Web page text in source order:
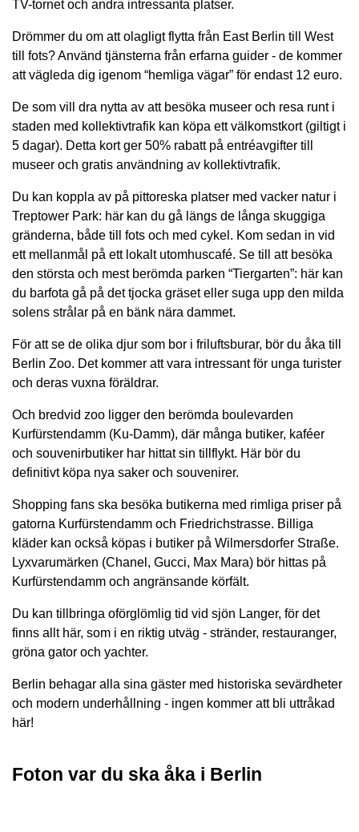
TV-tornet och andra intressanta platser.
Drömmer du om att olagligt flytta från East Berlin till West
till fots? Använd tjänsterna från erfarna guider - de kommer
att vägleda dig igenom “hemliga vägar” för endast 12 euro.
De som vill dra nytta av att besöka museer och resa runt i
staden med kollektivtrafik kan köpa ett välkomstkort (giltigt i
5 dagar). Detta kort ger 50% rabatt på entréavgifter till
museer och gratis användning av kollektivtrafik.
Du kan koppla av på pittoreska platser med vacker natur i
Treptower Park: här kan du gå längs de långa skuggiga
gränderna, både till fots och med cykel. Kom sedan in vid
ett mellanmål på ett lokalt utomhuscafé. Se till att besöka
den största och mest berömda parken “Tiergarten”: här kan
du barfota gå på det tjocka gräset eller suga upp den milda
solens strålar på en bänk nära dammet.
För att se de olika djur som bor i friluftsburar, bör du åka till
Berlin Zoo. Det kommer att vara intressant för unga turister
och deras vuxna föräldrar.
Och bredvid zoo ligger den berömda boulevarden
Kurfürstendamm (Ku-Damm), där många butiker, kaféer
och souvenirbutiker har hittat sin tillflykt. Här bör du
definitivt köpa nya saker och souvenirer.
Shopping fans ska besöka butikerna med rimliga priser på
gatorna Kurfürstendamm och Friedrichstrasse. Billiga
kläder kan också köpas i butiker på Wilmersdorfer Straße.
Lyxvarumärken (Chanel, Gucci, Max Mara) bör hittas på
Kurfürstendamm och angränsande körfält.
Du kan tillbringa oförglömlig tid vid sjön Langer, för det
finns allt här, som i en riktig utväg - stränder, restauranger,
gröna gator och yachter.
Berlin behagar alla sina gäster med historiska sevärdheter
och modern underhållning - ingen kommer att bli uttråkad
här!
Foton var du ska åka i Berlin